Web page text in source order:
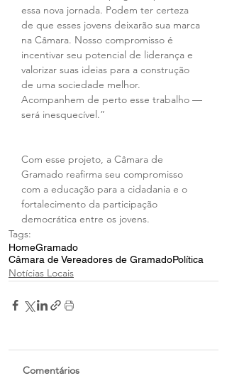
essa nova jornada. Podem ter certeza
de que esses jovens deixarão sua marca
na Câmara. Nosso compromisso é
incentivar seu potencial de liderança e
valorizar suas ideias para a construção
de uma sociedade melhor.
Acompanhem de perto esse trabalho —
será inesquecível.”
Com esse projeto, a Câmara de
Gramado reafirma seu compromisso
com a educação para a cidadania e o
fortalecimento da participação
democrática entre os jovens.
Tags:
HomeGramado
Câmara de Vereadores de GramadoPolítica
Notícias Locais
Comentários